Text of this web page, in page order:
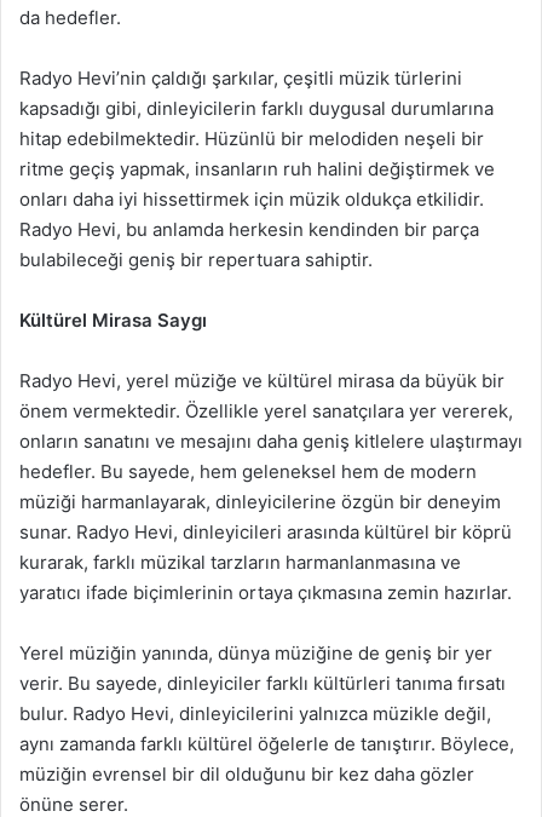
da hedefler.
Radyo Hevi’nin çaldığı şarkılar, çeşitli müzik türlerini
kapsadığı gibi, dinleyicilerin farklı duygusal durumlarına
hitap edebilmektedir. Hüzünlü bir melodiden neşeli bir
ritme geçiş yapmak, insanların ruh halini değiştirmek ve
onları daha iyi hissettirmek için müzik oldukça etkilidir.
Radyo Hevi, bu anlamda herkesin kendinden bir parça
bulabileceği geniş bir repertuara sahiptir.
Kültürel Mirasa Saygı
Radyo Hevi, yerel müziğe ve kültürel mirasa da büyük bir
önem vermektedir. Özellikle yerel sanatçılara yer vererek,
onların sanatını ve mesajını daha geniş kitlelere ulaştırmayı
hedefler. Bu sayede, hem geleneksel hem de modern
müziği harmanlayarak, dinleyicilerine özgün bir deneyim
sunar. Radyo Hevi, dinleyicileri arasında kültürel bir köprü
kurarak, farklı müzikal tarzların harmanlanmasına ve
yaratıcı ifade biçimlerinin ortaya çıkmasına zemin hazırlar.
Yerel müziğin yanında, dünya müziğine de geniş bir yer
verir. Bu sayede, dinleyiciler farklı kültürleri tanıma fırsatı
bulur. Radyo Hevi, dinleyicilerini yalnızca müzikle değil,
aynı zamanda farklı kültürel öğelerle de tanıştırır. Böylece,
müziğin evrensel bir dil olduğunu bir kez daha gözler
önüne serer.